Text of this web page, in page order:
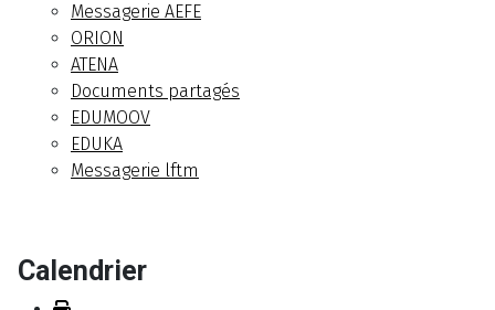
Messagerie AEFE
ORION
ATENA
Documents partagés
EDUMOOV
EDUKA
Messagerie lftm
Calendrier